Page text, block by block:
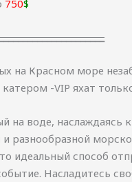
750$
на Красном море
-VIP яхат
на воде, наслаждаясь
разнообразной
идеальный способ
Насладитесь